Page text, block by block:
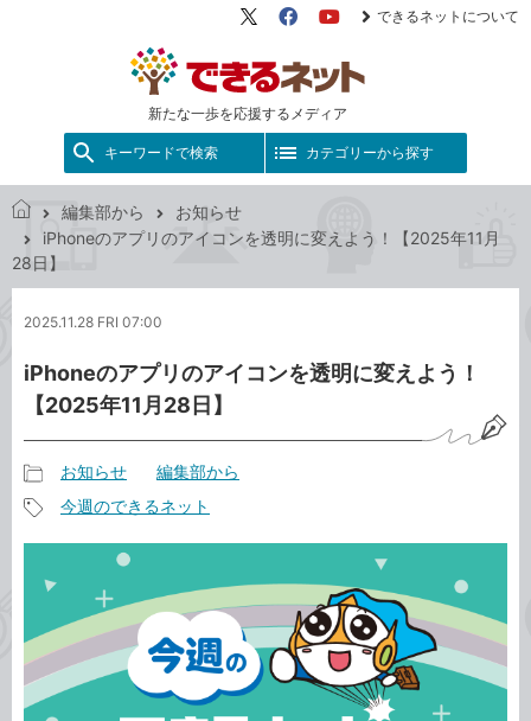
新たな一歩を応援するメディア
X（旧
FacebookYouTube
できるネットについて
キーワードで検索 カテゴリーから探す
で
き
ッ
編集部から
お知らせ
iPhoneのアプリのアイコンを透明に変えよう！【2025年11月
28日】
2025.11.28 FRI 07:00
iPhoneのアプリのアイコンを透明に変えよう！
【2025年11月28日】
事
カ
テ
リ
お知らせ 編集部から
タ
今週のできるネット